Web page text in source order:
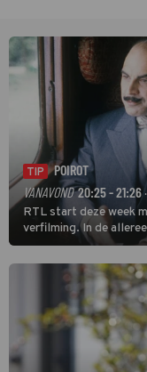
TIP
POIROT
VANAVOND 20:25 - 21:26
RTL start deze week
verfilming. In de
speurder op zoek
verwikkeld in een